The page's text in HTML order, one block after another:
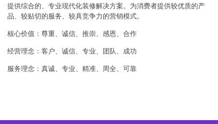
提供综合的、专业现代化装修解决方案。为消费者提供较优质的产
品、较贴切的服务、较具竞争力的营销模式。
核心价值：尊重、诚信、推崇、感恩、合作
经营理念：客户、诚信、专业、团队、成功
服务理念：真诚、专业、精准、周全、可靠